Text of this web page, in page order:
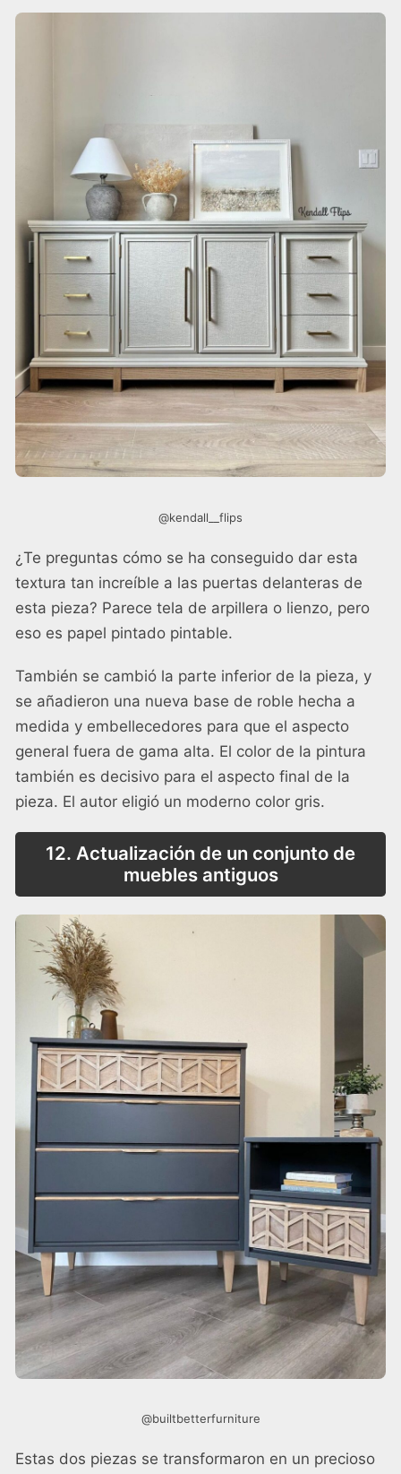
@kendall__flips
¿Te preguntas cómo se ha conseguido dar esta
textura tan increíble a las puertas delanteras de
esta pieza? Parece tela de arpillera o lienzo, pero
eso es papel pintado pintable.
También se cambió la parte inferior de la pieza, y
se añadieron una nueva base de roble hecha a
medida y embellecedores para que el aspecto
general fuera de gama alta. El color de la pintura
también es decisivo para el aspecto final de la
pieza. El autor eligió un moderno color gris.
12. Actualización de un conjunto de
muebles antiguos
@builtbetterfurniture
Estas dos piezas se transformaron en un precioso